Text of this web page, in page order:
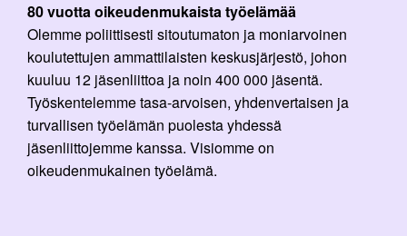
80 vuotta oikeudenmukaista työelämää
Olemme poliittisesti sitoutumaton ja moniarvoinen
koulutettujen ammattilaisten keskusjärjestö, johon
kuuluu 12 jäsenliittoa ja noin 400 000 jäsentä.
Työskentelemme tasa-arvoisen, yhdenvertaisen ja
turvallisen työelämän puolesta yhdessä
jäsenliittojemme kanssa. Visiomme on
oikeudenmukainen työelämä.